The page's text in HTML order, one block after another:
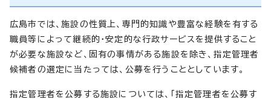
広島市では、施設の性質上、専門的知識や豊富な経験を有する
職員等によって継続的・安定的な行政サービスを提供すること
が必要な施設など、固有の事情がある施設を除き、指定管理者
候補者の選定に当たっては、公募を行うこととしています。
指定管理者を公募する施設については、「指定管理者を公募す